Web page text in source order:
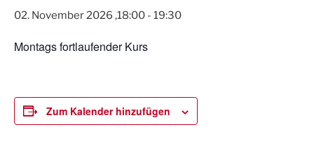
02. November 2026 ,18:00 - 19:30
Montags fortlaufender Kurs
Zum Kalender hinzufügen